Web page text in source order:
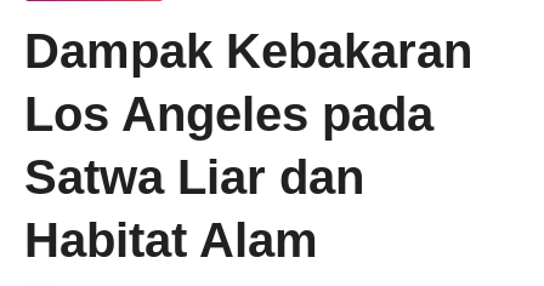
Dampak Kebakaran
Los Angeles pada
Satwa Liar dan
Habitat Alam